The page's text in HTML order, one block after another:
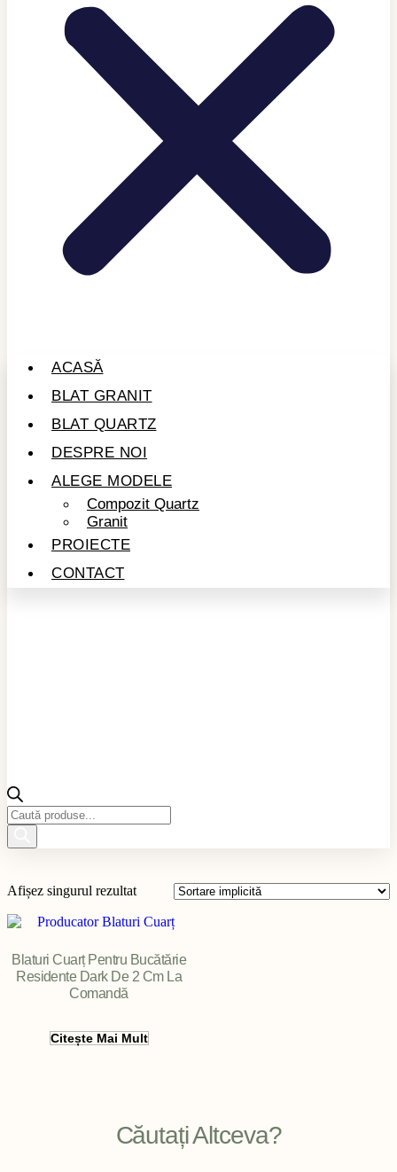
ACASĂ
BLAT GRANIT
BLAT QUARTZ
DESPRE NOI
ALEGE MODELE
Compozit Quartz
Granit
PROIECTE
CONTACT
Products
search
Filter
Afișez singurul rezultat
Blaturi Cuarț Pentru Bucătărie
Residente Dark De 2 Cm La
Comandă
Citește Mai Mult
Căutați Altceva?